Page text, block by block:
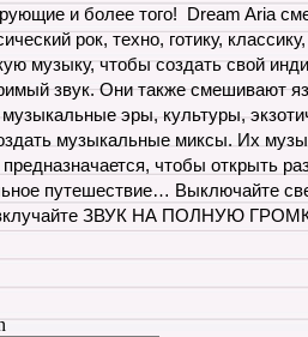
и более того! Dream Aria
рок, техно, готику,
музыку, чтобы создать свой
звук. Они также смешивают
эры, культуры,
музыкальные миксы. Их
предназначается, чтобы открыть
путешествие… Выключайте
вклучайте ЗВУК НА ПОЛНУЮ